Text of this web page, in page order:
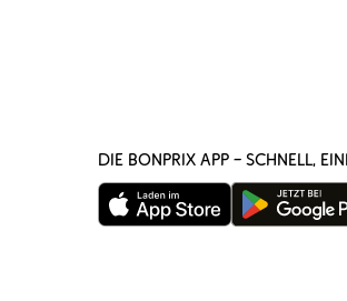
DIE BONPRIX APP – SCHNELL,